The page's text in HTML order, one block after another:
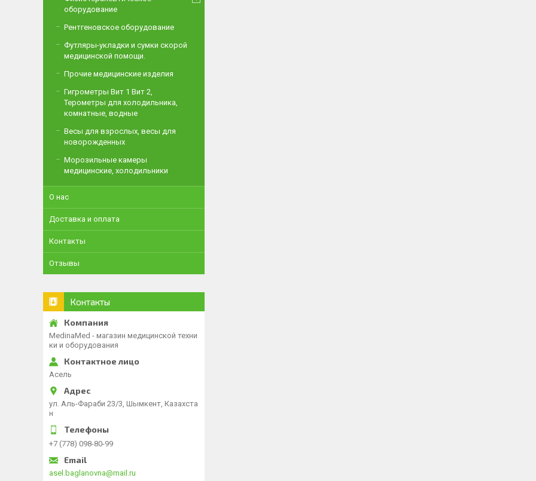
оборудование
Рентгеновское оборудование
Футляры-укладки и сумки скорой
медицинской помощи.
Прочие медицинские изделия
Гигрометры Вит 1 Вит 2,
Терометры для холодильника,
комнатные, водные
Весы для взрослых, весы для
новорожденных
Морозильные камеры
медицинские, холодильники
О нас
Доставка и оплата
Контакты
Отзывы
Контакты
MedinaMed - магазин медицинской техни
ки и оборудования
Асель
ул. Аль-Фараби 23/3, Шымкент, Казахста
н
+7 (778) 098-80-99
asel.baglanovna@mail.ru